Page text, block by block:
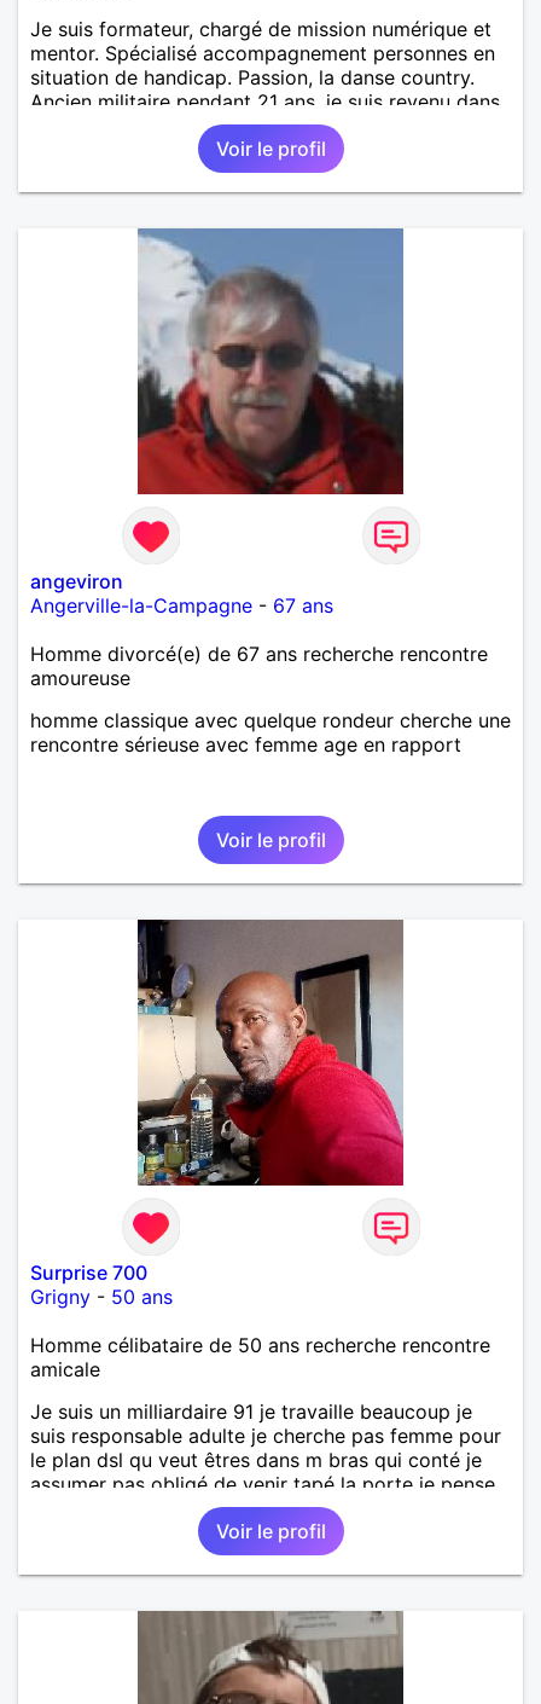
Je suis formateur, chargé de mission numérique et
mentor. Spécialisé accompagnement personnes en
situation de handicap. Passion, la danse country.
Ancien militaire pendant 21 ans, je suis revenu dans
le monde civil depuis 2021, donc j'ai encore ces
valeurs encrées, respect notamment, j'essaie d'être
plus souple cest promis, je me soigne comme on dit
😇 Pas d'attente particulière. juste une femme
quand tout était simple. je suis très doué pour
ecouter, beaucoup moins pour parler mais je me
soigne 😅 Au plaisir de vous croiser. Chris. PS : j'ai
passé l'âge de perdre mon temps avec des femmes
qui ne savent pas ce qu'elles veulent 😉 PS-bis :
j'adore masser, c'est comme çà, c'est plus fort que
moi, femmes qui ne supporteraient pas vous êtes
prévenues 😊 PS-tierce : plein d'autres trucs, mais
on les garde pour plus tard 😁
Voir le profil
angeviron
Angerville-la-Campagne - 67 ans
Homme divorcé(e) de 67 ans recherche rencontre
amoureuse
homme classique avec quelque rondeur cherche une
rencontre sérieuse avec femme age en rapport
Voir le profil
Surprise 700
Grigny - 50 ans
Homme célibataire de 50 ans recherche rencontre
amicale
Je suis un milliardaire 91 je travaille beaucoup je
suis responsable adulte je cherche pas femme pour
le plan dsl qu veut êtres dans m bras qui conté je
assumer pas obligé de venir tapé la porte je pense
comme ça je besoin d'amour
Voir le profil